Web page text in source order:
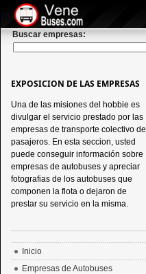
Buscar empresas:
EXPOSICION DE LAS EMPRESAS
Una de las misiones del hobbie es
divulgar el servicio prestado por las
empresas de transporte colectivo de
pasajeros. En esta seccion, usted
puede conseguir información sobre
empresas de autobuses y apreciar
fotografias de los autobuses que
componen la flota o dejaron de
prestar su servicio en la misma.
Inicio
Empresas de Autobuses